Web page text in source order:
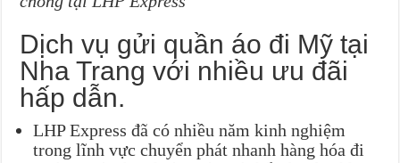
Dịch vụ gửi quần áo đi Mỹ tại
Nha Trang với nhiều ưu đãi
hấp dẫn.
LHP Express đã có nhiều năm kinh nghiệm
trong lĩnh vực chuyển phát nhanh hàng hóa đi